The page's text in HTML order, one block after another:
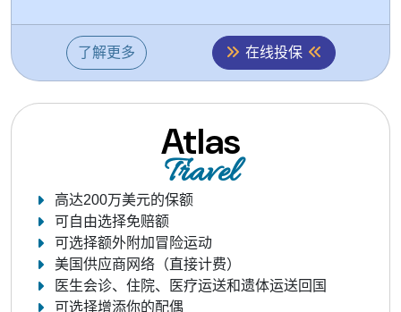
了解更多 在线投保
Atlas
Travel
高达200万美元的保额
可自由选择免赔额
可选择额外附加冒险运动
美国供应商网络（直接计费）
医生会诊、住院、医疗运送和遗体运送回国
可选择增添你的配偶